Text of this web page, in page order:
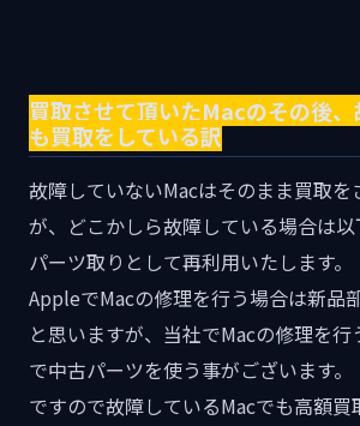
買取させて頂いたMacのその後
も買取をしている訳
故障していないMacはそのまま買取を
が、どこかしら故障している場合は
パーツ取りとして再利用いたします。
AppleでMacの修理を行う場合は新品
と思いますが、当社でMacの修理を
で中古パーツを使う事がございます。
ですので故障しているMacでも高額買